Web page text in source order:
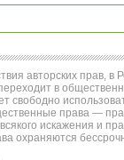
авторских прав, в
в
свободно
права —
искажения и
охраняются